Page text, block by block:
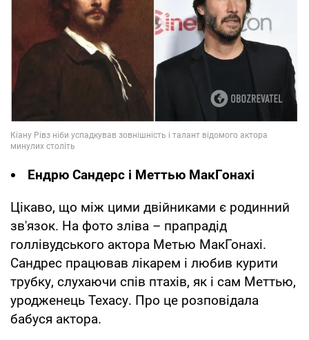
Ендрю Сандерс і Меттью МакГонахі
Цікаво, що між цими двійниками є родинний
зв'язок. На фото зліва – прапрадід
голлівудського актора Метью МакГонахі.
Сандрес працював лікарем і любив курити
трубку, слухаючи спів птахів, як і сам Меттью,
уродженець Техасу. Про це розповідала
бабуся актора.